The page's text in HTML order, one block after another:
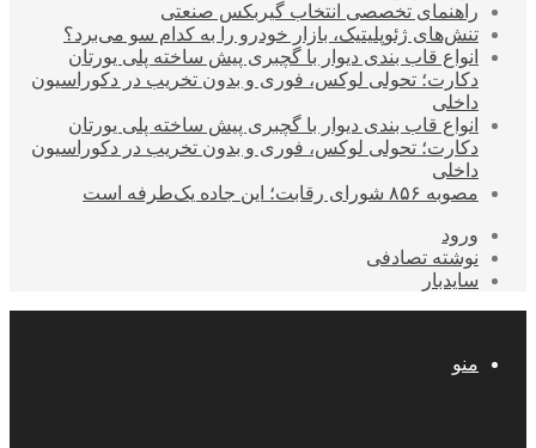
راهنمای تخصصی انتخاب گیربکس صنعتی
تنش‌های ژئوپلیتیک، بازار خودرو را به کدام سو می‌برد؟
انواع قاب بندی دیوار با گچبری پیش ساخته پلی یورتان
دکارت؛ تحولی لوکس، فوری و بدون تخریب در دکوراسیون
داخلی
انواع قاب بندی دیوار با گچبری پیش ساخته پلی یورتان
دکارت؛ تحولی لوکس، فوری و بدون تخریب در دکوراسیون
داخلی
مصوبه ۸۵۶ شورای رقابت؛ این جاده یک‌طرفه است
ورود
نوشته تصادفی
سایدبار
منو